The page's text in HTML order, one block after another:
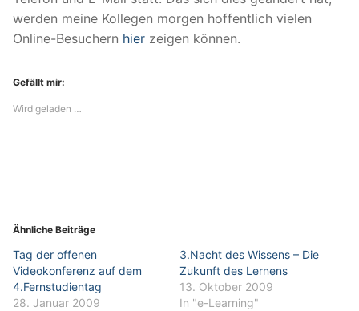
werden meine Kollegen morgen hoffentlich vielen
Online-Besuchern hier zeigen können.
Gefällt mir:
Wird geladen …
Ähnliche Beiträge
Tag der offenen
Videokonferenz auf dem
4.Fernstudientag
28. Januar 2009
3.Nacht des Wissens – Die
Zukunft des Lernens
13. Oktober 2009
In "e-Learning"